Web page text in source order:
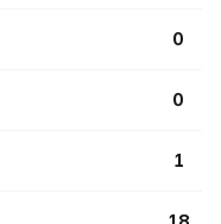
0
0
1